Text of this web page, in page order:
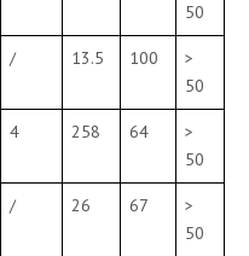
50
/ 13.5 100
>
50
4 258 64
>
50
/ 26 67
>
50